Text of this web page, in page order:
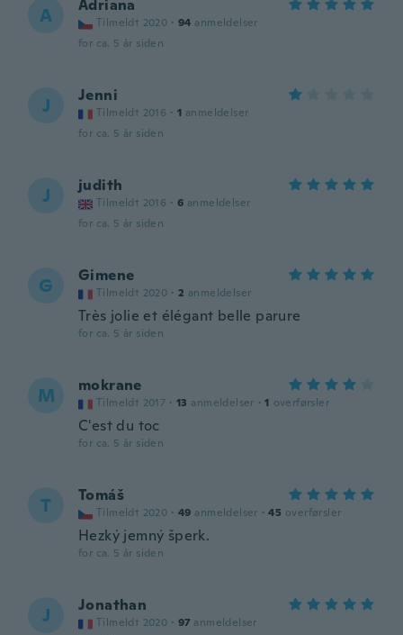
A Adriana
Tilmeldt 2020 · 94 anmeldelser
for ca. 5 år siden
J Jenni
Tilmeldt 2016 · 1 anmeldelser
for ca. 5 år siden
J judith
Tilmeldt 2016 · 6 anmeldelser
for ca. 5 år siden
G Gimene
Tilmeldt 2020 · 2 anmeldelser
Très jolie et élégant belle parure
for ca. 5 år siden
M mokrane
Tilmeldt 2017 · 13 anmeldelser · 1 overførsler
C'est du toc
for ca. 5 år siden
T Tomáš
Tilmeldt 2020 · 49 anmeldelser · 45 overførsler
Hezký jemný šperk.
for ca. 5 år siden
J Jonathan
Tilmeldt 2020 · 97 anmeldelser